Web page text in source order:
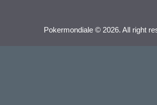
Pokermondiale © 2026. All right